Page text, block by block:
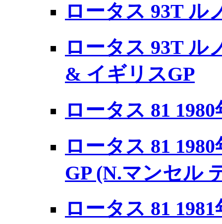
ロータス 93T ル
ロータス 93T ル
& イギリスGP
ロータス 81
ロータス 81
GP (N.マンセル
ロータス 81